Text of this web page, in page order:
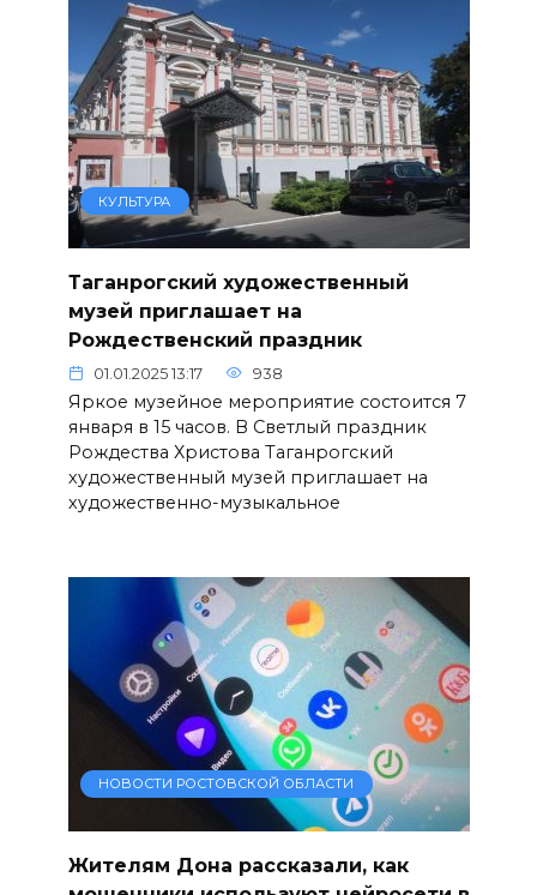
КУЛЬТУРА
Таганрогский художественный
музей приглашает на
Рождественский праздник
01.01.2025 13:17 938
Яркое музейное мероприятие состоится 7
января в 15 часов. В Светлый праздник
Рождества Христова Таганрогский
художественный музей приглашает на
художественно-музыкальное
НОВОСТИ РОСТОВСКОЙ ОБЛАСТИ
Жителям Дона рассказали, как